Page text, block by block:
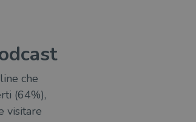
che
(64%),
visitare